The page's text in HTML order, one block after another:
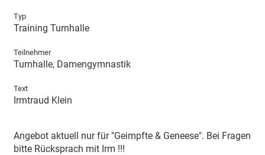
Typ
Training Turnhalle
Teilnehmer
Turnhalle, Damengymnastik
Text
Irmtraud Klein
Angebot aktuell nur für "Geimpfte & Geneese". Bei Fragen
bitte Rücksprach mit Irm !!!